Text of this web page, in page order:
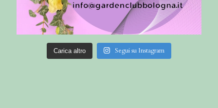
Carica altro Segui su Instagram